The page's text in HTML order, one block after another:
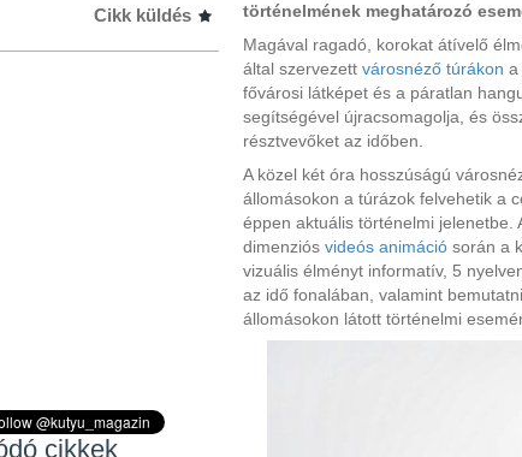
Cikk küldés
cikkek
történelmének meghatározó
Magával ragadó, korokat átívelő
által szervezett városnéző túrákon a
fővárosi látképet és a páratlan
segítségével újracsomagolja, és
résztvevőket az időben.
A közel két óra hosszúságú
állomásokon a túrázok felvehetik a
éppen aktuális történelmi
dimenziós videós animáció során a
vizuális élményt informatív, 5
az idő fonalában, valamint
állomásokon látott történelmi